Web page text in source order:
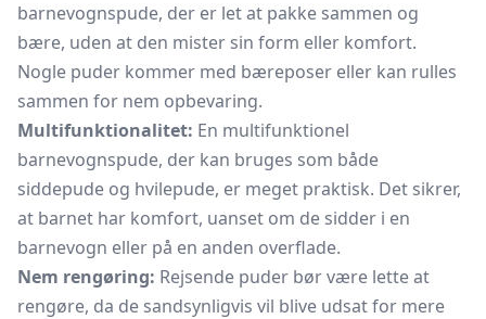
barnevognspude, der er let at pakke sammen og
bære, uden at den mister sin form eller komfort.
Nogle puder kommer med bæreposer eller kan rulles
sammen for nem opbevaring.
Multifunktionalitet: En multifunktionel
barnevognspude, der kan bruges som både
siddepude og hvilepude, er meget praktisk. Det sikrer,
at barnet har komfort, uanset om de sidder i en
barnevogn eller på en anden overflade.
Nem rengøring: Rejsende puder bør være lette at
rengøre, da de sandsynligvis vil blive udsat for mere